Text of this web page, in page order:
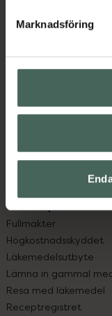
Marknadsföring
Kundservice
Leverans, betalning
App
Om recept och
Fullmakter
Högkostnadsskyddet
Läkemedelsutbyte
Lämna in gammal
Resa med läkemedel
Receptregistret